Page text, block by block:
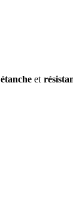
étancheet